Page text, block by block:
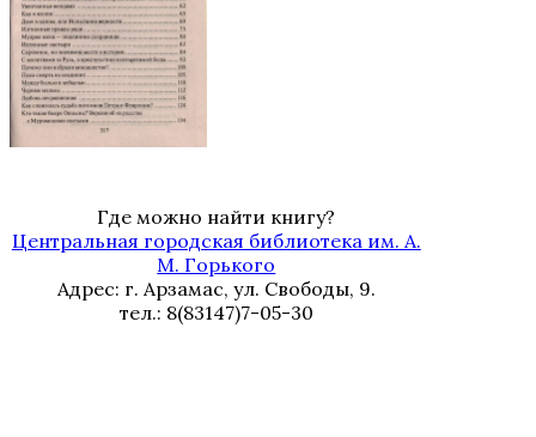
Где можно найти книгу?
Центральная городская библиотека им. А.
М. Горького
Адрес: г. Арзамас, ул. Свободы, 9.
тел.: 8(83147)7-05-30